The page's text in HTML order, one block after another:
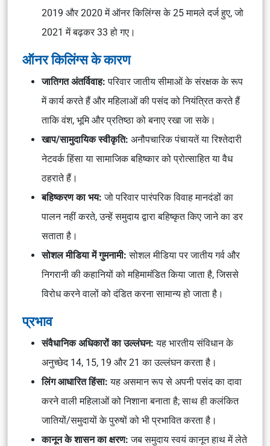
2019 और 2020 में ऑनर किलिंग्स के 25 मामले दर्ज हुए, जो
2021 में बढ़कर 33 हो गए।
ऑनर किलिंग्स के कारण
जातिगत अंतर्विवाह: परिवार जातीय सीमाओं के संरक्षक के रूप
में कार्य करते हैं और महिलाओं की पसंद को नियंत्रित करते हैं
ताकि वंश, भूमि और प्रतिष्ठा को बनाए रखा जा सके।
खाप/सामुदायिक स्वीकृति: अनौपचारिक पंचायतें या रिश्तेदारी
नेटवर्क हिंसा या सामाजिक बहिष्कार को प्रोत्साहित या वैध
ठहराते हैं।
बहिष्करण का भय: जो परिवार पारंपरिक विवाह मानदंडों का
पालन नहीं करते, उन्हें समुदाय द्वारा बहिष्कृत किए जाने का डर
सताता है।
सोशल मीडिया में गुमनामी: सोशल मीडिया पर जातीय गर्व और
निगरानी की कहानियों को महिमामंडित किया जाता है, जिससे
विरोध करने वालों को दंडित करना सामान्य हो जाता है।
प्रभाव
संवैधानिक अधिकारों का उल्लंघन: यह भारतीय संविधान के
अनुच्छेद 14, 15, 19 और 21 का उल्लंघन करता है।
लिंग आधारित हिंसा: यह असमान रूप से अपनी पसंद का दावा
करने वाली महिलाओं को निशाना बनाता है; साथ ही कलंकित
जातियों/समुदायों के पुरुषों को भी प्रभावित करता है।
कानून के शासन का क्षरण: जब समुदाय स्वयं कानून हाथ में लेते